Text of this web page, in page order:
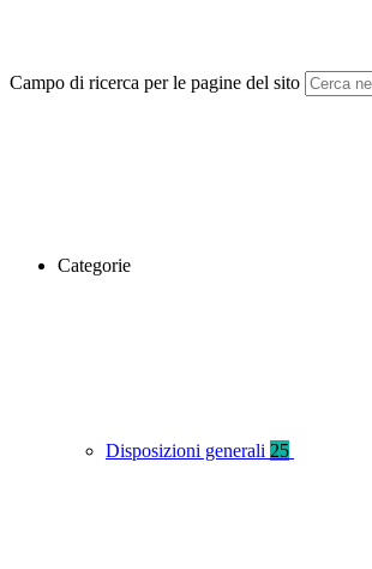
Campo di ricerca per le pagine del sito
Categorie
Disposizioni generali 25